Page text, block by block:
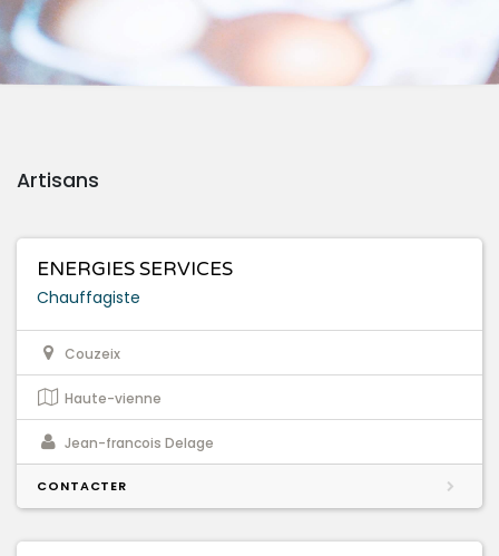
Artisans
ENERGIES SERVICES
Chauffagiste
Couzeix
Haute-vienne
Jean-francois Delage
CONTACTER